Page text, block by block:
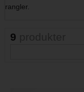
rangler.
9